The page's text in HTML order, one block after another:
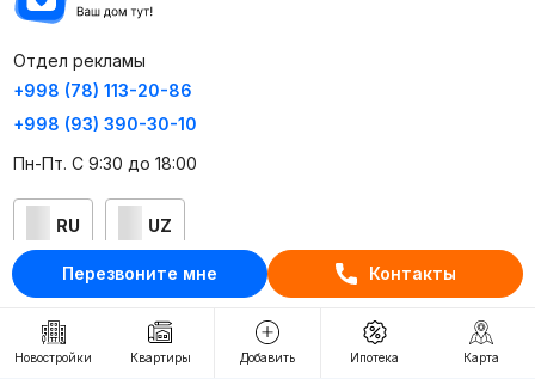
Перезвоните мне Контакты
Новостройки Квартиры Добавить Ипотека Карта
Отдел рекламы
+998 (78) 113-20-86
+998 (93) 390-30-10
Пн-Пт. С 9:30 до 18:00
RU UZ
Контакты
О проекте